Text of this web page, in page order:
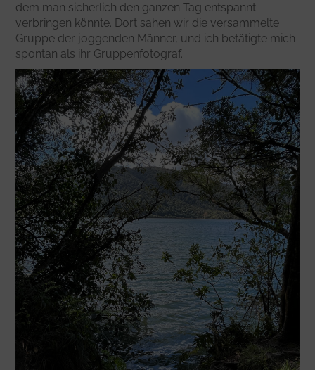
dem man sicherlich den ganzen Tag entspannt
verbringen könnte. Dort sahen wir die versammelte
Gruppe der joggenden Männer, und ich betätigte mich
spontan als ihr Gruppenfotograf.